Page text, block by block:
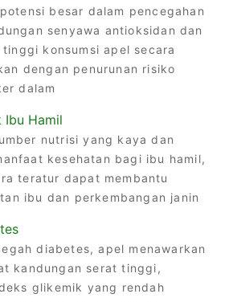
besar dalam pencegahan
senyawa antioksidan dan
konsumsi apel secara
dengan penurunan risiko
dalam
Ibu Hamil
nutrisi yang kaya dan
kesehatan bagi ibu hamil,
teratur dapat membantu
ibu dan perkembangan janin
diabetes, apel menawarkan
kandungan serat tinggi,
glikemik yang rendah